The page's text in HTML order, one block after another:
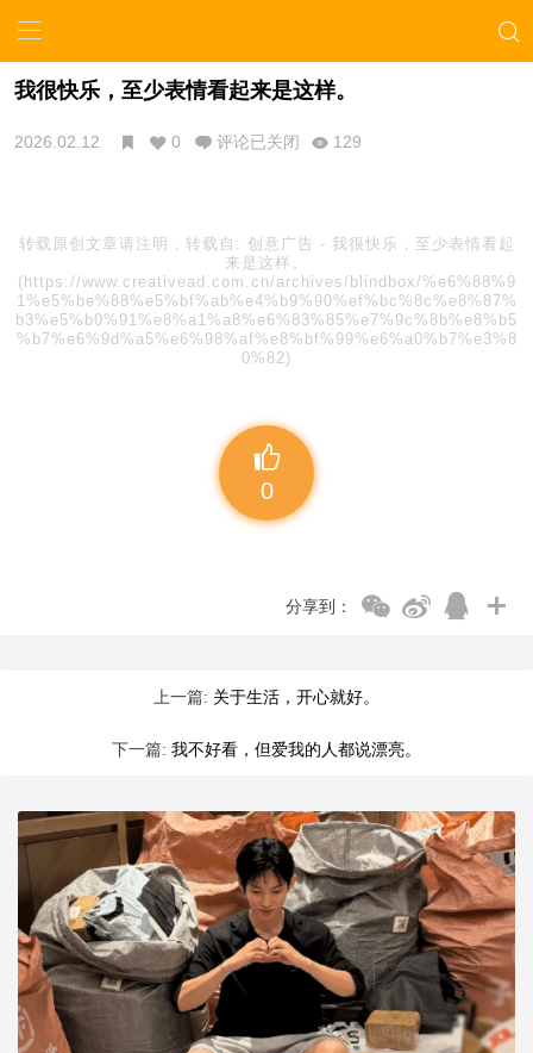
我很快乐，至少表情看起来是这样。
2026.02.12 0 评论已关闭 129
转载原创文章请注明，转载自: 创意广告 - 我很快乐，至少表情看起
来是这样。
(https://www.creativead.com.cn/archives/blindbox/%e6%88%9
1%e5%be%88%e5%bf%ab%e4%b9%90%ef%bc%8c%e8%87%
b3%e5%b0%91%e8%a1%a8%e6%83%85%e7%9c%8b%e8%b5
%b7%e6%9d%a5%e6%98%af%e8%bf%99%e6%a0%b7%e3%8
0%82)
0
分享到：
上一篇: 关于生活，开心就好。
下一篇: 我不好看，但爱我的人都说漂亮。